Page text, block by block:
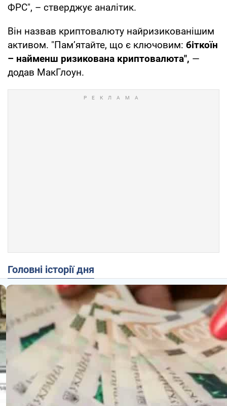
ФРС", – стверджує аналітик.
Він назвав криптовалюту найризикованішим
активом. "Пам’ятайте, що є ключовим: біткоїн
– найменш ризикована криптовалюта", —
додав МакГлоун.
Головні історії дня